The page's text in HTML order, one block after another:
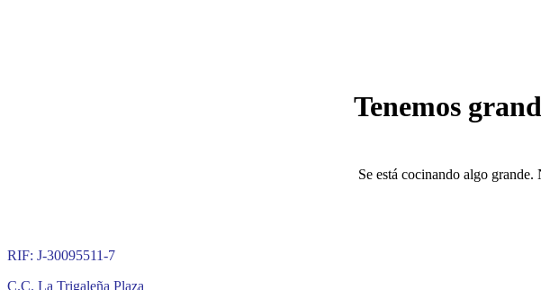
Tenemos
Se está cocinando algo grande.
RIF: J-30095511-7
C.C. La Trigaleña Plaza